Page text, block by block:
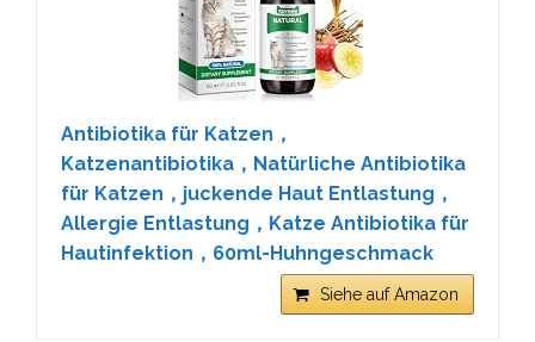
Antibiotika für Katzen，
Katzenantibiotika，Natürliche Antibiotika
für Katzen，juckende Haut Entlastung，
Allergie Entlastung，Katze Antibiotika für
Hautinfektion，60ml-Huhngeschmack
Siehe auf Amazon